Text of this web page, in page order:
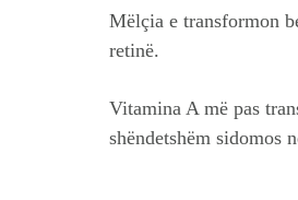
Mëlçia e transformon
retinë.
Vitamina A më pas
shëndetshëm sidomos